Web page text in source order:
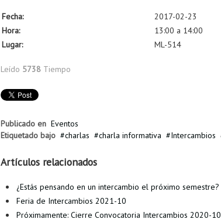
Fecha:
2017-02-23
Hora:
13:00 a 14:00
Lugar:
ML-514
Leído 5738 Tiempo
Publicado en Eventos
Etiquetado bajo
charlas charla informativa Intercambios
Artículos relacionados
¿Estás pensando en un intercambio el próximo semestre?
Feria de Intercambios 2021-10
Próximamente: Cierre Convocatoria Intercambios 2020-10